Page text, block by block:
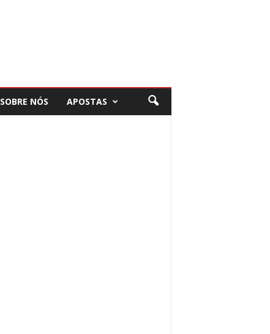
SOBRE NÓS APOSTAS